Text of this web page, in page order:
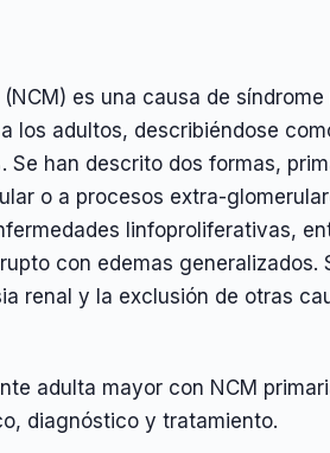
es una causa de
los adultos, describiéndose
Se han descrito dos formas,
o a procesos extra-
linfoproliferativas,
con edemas generalizados.
renal y la exclusión de otras
adulta mayor con NCM
diagnóstico y tratamiento.